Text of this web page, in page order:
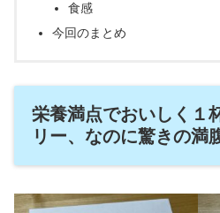
食感
今回のまとめ
栄養満点でおいしく１
リー、なのに驚きの満